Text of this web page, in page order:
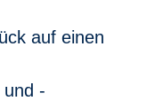
auf einen
und -